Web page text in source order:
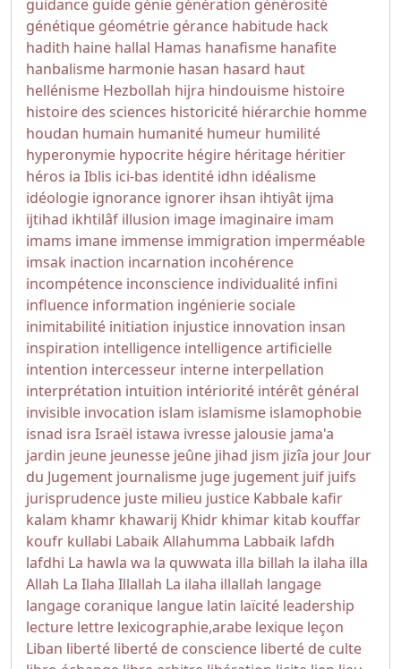
guidance guide génie génération générosité
génétique géométrie gérance habitude hack
hadith haine hallal Hamas hanafisme hanafite
hanbalisme harmonie hasan hasard haut
hellénisme Hezbollah hijra hindouisme histoire
histoire des sciences historicité hiérarchie homme
houdan humain humanité humeur humilité
hyperonymie hypocrite hégire héritage héritier
héros ia Iblis ici-bas identité idhn idéalisme
idéologie ignorance ignorer ihsan ihtiyât ijma
ijtihad ikhtilâf illusion image imaginaire imam
imams imane immense immigration imperméable
imsak inaction incarnation incohérence
incompétence inconscience individualité infini
influence information ingénierie sociale
inimitabilité initiation injustice innovation insan
inspiration intelligence intelligence artificielle
intention intercesseur interne interpellation
interprétation intuition intériorité intérêt général
invisible invocation islam islamisme islamophobie
isnad isra Israël istawa ivresse jalousie jama'a
jardin jeune jeunesse jeûne jihad jism jizîa jour Jour
du Jugement journalisme juge jugement juif juifs
jurisprudence juste milieu justice Kabbale kafir
kalam khamr khawarij Khidr khimar kitab kouffar
koufr kullabi Labaik Allahumma Labbaik lafdh
lafdhi La hawla wa la quwwata illa billah la ilaha illa
Allah La Ilaha Illallah La ilaha illallah langage
langage coranique langue latin laïcité leadership
lecture lettre lexicographie,arabe lexique leçon
Liban liberté liberté de conscience liberté de culte